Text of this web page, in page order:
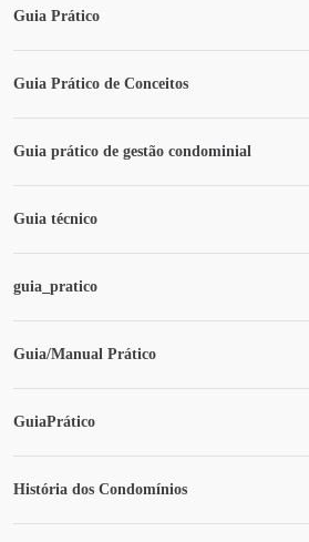
Guia Prático
Guia Prático de Conceitos
Guia prático de gestão condominial
Guia técnico
guia_pratico
Guia/Manual Prático
GuiaPrático
História dos Condomínios